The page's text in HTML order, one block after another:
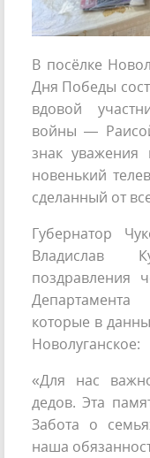
В посёлке
Дня Победы
вдовой
войны —
знак уважения
новенький
сделанный от
Губернатор
Владислав
поздравления
которые в
Новолуганское:
«Для нас
дедов. Эта
Забота о
наша